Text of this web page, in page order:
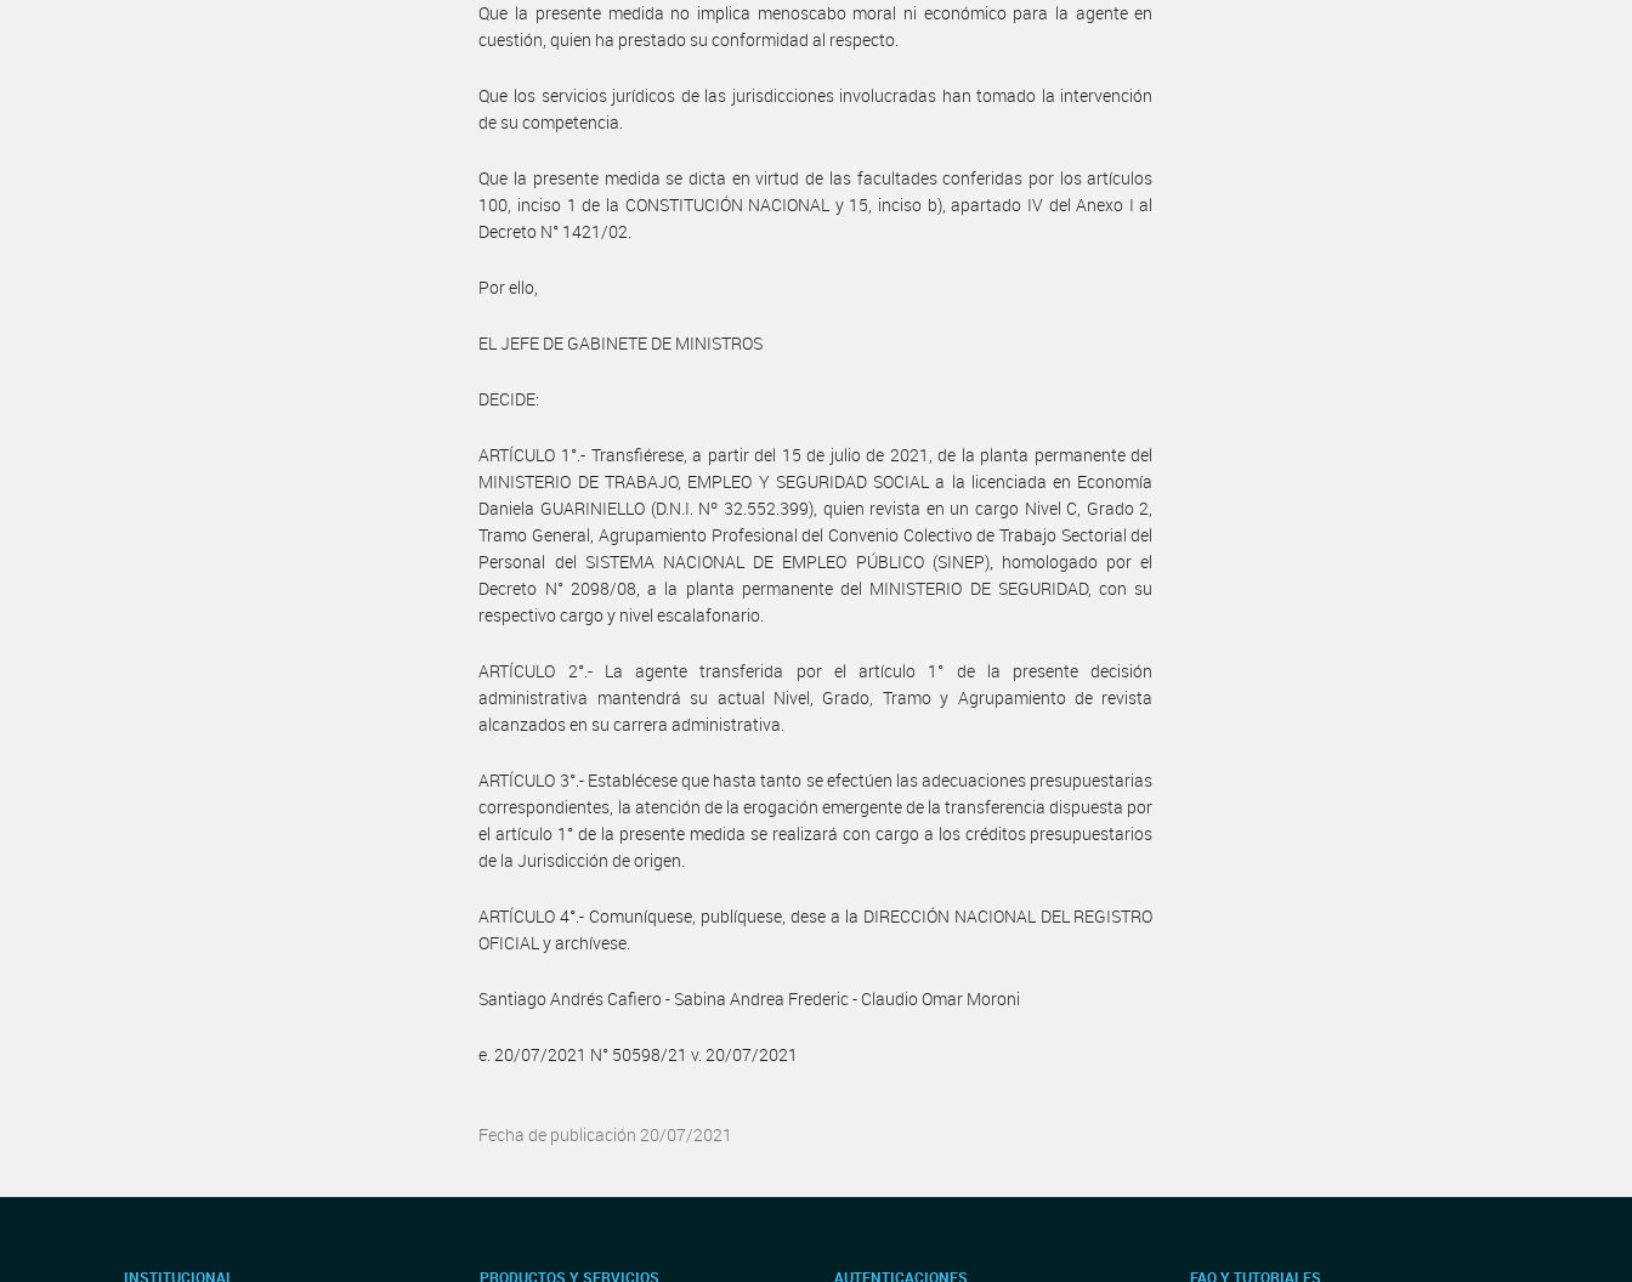
Que la presente medida no implica menoscabo moral ni económico para la agente en
cuestión, quien ha prestado su conformidad al respecto.
Que los servicios jurídicos de las jurisdicciones involucradas han tomado la intervención
de su competencia.
Que la presente medida se dicta en virtud de las facultades conferidas por los artículos
100, inciso 1 de la CONSTITUCIÓN NACIONAL y 15, inciso b), apartado IV del Anexo I al
Decreto N° 1421/02.
Por ello,
EL JEFE DE GABINETE DE MINISTROS
DECIDE:
ARTÍCULO 1°.- Transfiérese, a partir del 15 de julio de 2021, de la planta permanente del
MINISTERIO DE TRABAJO, EMPLEO Y SEGURIDAD SOCIAL a la licenciada en Economía
Daniela GUARINIELLO (D.N.I. Nº 32.552.399), quien revista en un cargo Nivel C, Grado 2,
Tramo General, Agrupamiento Profesional del Convenio Colectivo de Trabajo Sectorial del
Personal del SISTEMA NACIONAL DE EMPLEO PÚBLICO (SINEP), homologado por el
Decreto N° 2098/08, a la planta permanente del MINISTERIO DE SEGURIDAD, con su
respectivo cargo y nivel escalafonario.
ARTÍCULO 2°.- La agente transferida por el artículo 1° de la presente decisión
administrativa mantendrá su actual Nivel, Grado, Tramo y Agrupamiento de revista
alcanzados en su carrera administrativa.
ARTÍCULO 3°.- Establécese que hasta tanto se efectúen las adecuaciones presupuestarias
correspondientes, la atención de la erogación emergente de la transferencia dispuesta por
el artículo 1° de la presente medida se realizará con cargo a los créditos presupuestarios
de la Jurisdicción de origen.
ARTÍCULO 4°.- Comuníquese, publíquese, dese a la DIRECCIÓN NACIONAL DEL REGISTRO
OFICIAL y archívese.
Santiago Andrés Cafiero - Sabina Andrea Frederic - Claudio Omar Moroni
e. 20/07/2021 N° 50598/21 v. 20/07/2021
Fecha de publicación 20/07/2021
INSTITUCIONAL PRODUCTOS Y SERVICIOS AUTENTICACIONES FAQ Y TUTORIALES